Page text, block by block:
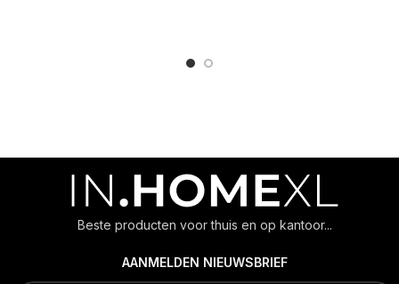
Beste producten voor thuis en op kantoor...
AANMELDEN NIEUWSBRIEF